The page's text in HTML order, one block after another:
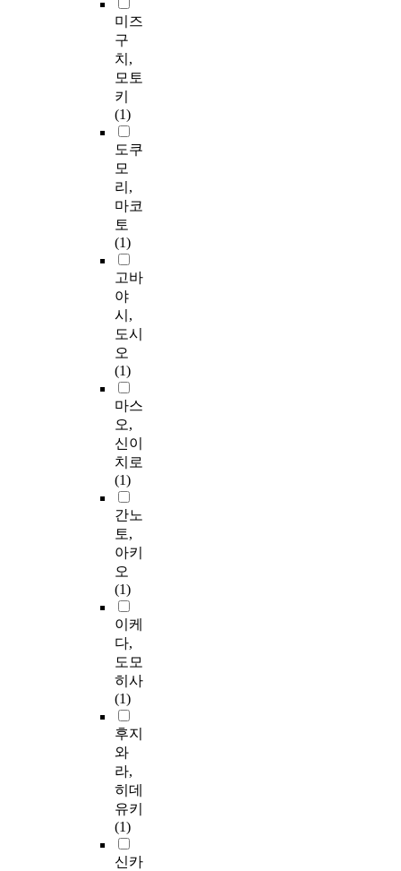
미즈
구
치,
모토
키
(1)
도쿠
모
리,
마코
토
(1)
고바
야
시,
도시
오
(1)
마스
오,
신이
치로
(1)
간노
토,
아키
오
(1)
이케
다,
도모
히사
(1)
후지
와
라,
히데
유키
(1)
신카